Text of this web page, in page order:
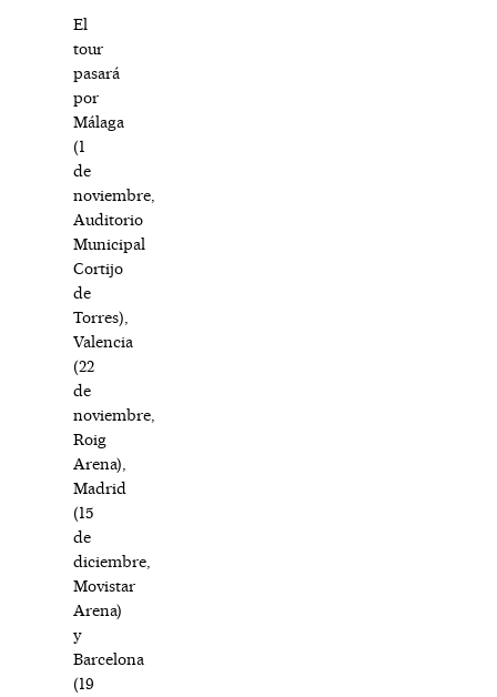
El
tour
pasará
por
Málaga
(1
de
noviembre,
Auditorio
Municipal
Cortijo
de
Torres),
Valencia
(22
de
noviembre,
Roig
Arena),
Madrid
(15
de
diciembre,
Movistar
Arena)
y
Barcelona
(19